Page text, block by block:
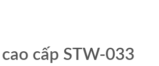
cao cấp STW-033